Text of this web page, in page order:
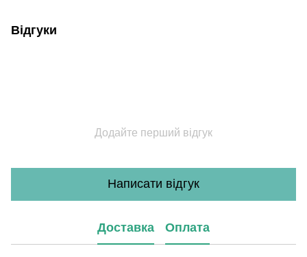
Відгуки
Додайте перший відгук
Написати відгук
Доставка Оплата